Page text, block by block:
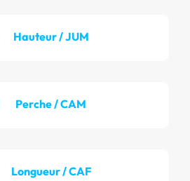
Hauteur / JUM
Perche / CAM
Longueur / CAF